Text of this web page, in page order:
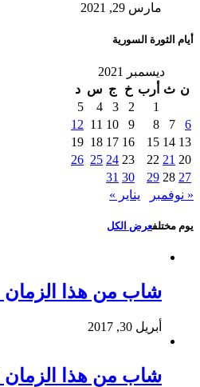
مارس 29, 2021
أيام الثورة السورية
ديسمبر 2021
ن ث أرب خ ج س د
1
2
3
4
5
6
7
8
9
10
11
12
13
14
15
16
17
18
19
20
21
22
23
24
25
26
27
28
29
30
31
« نوفمبر
يناير »
يوم مختلفعرض الكل
شاب من هذا الزمان 2-2
أبريل 30, 2017
شاب من هذا الزمان 1-2